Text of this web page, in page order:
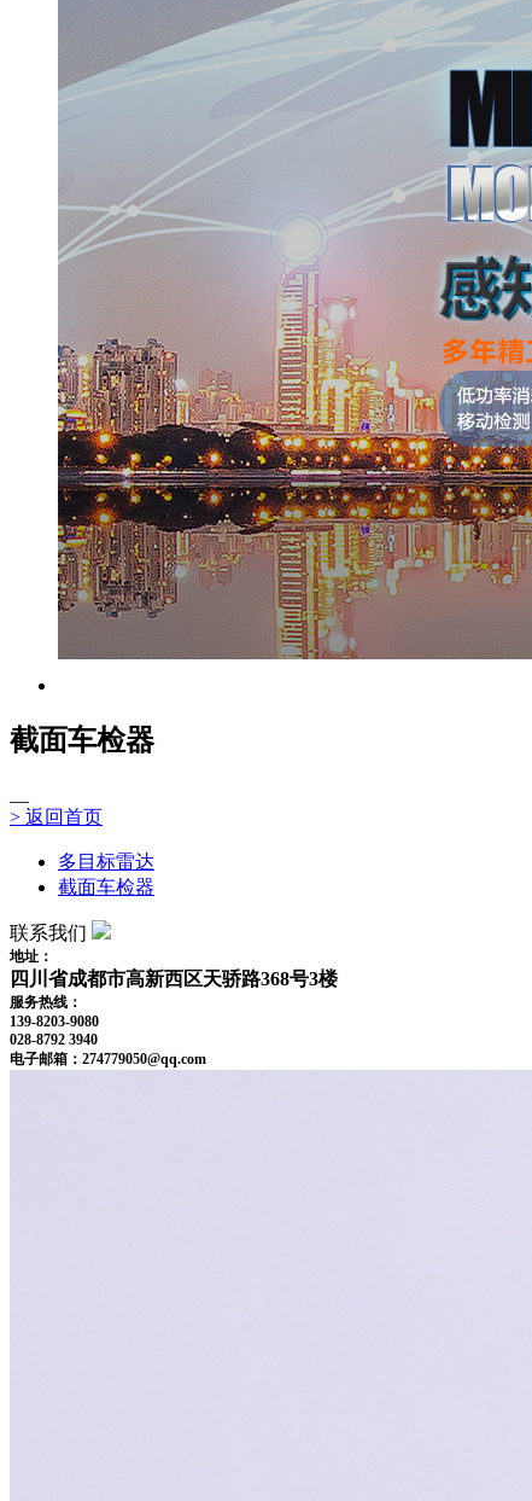
截面车检器
> 返回首页
多目标雷达
截面车检器
联系我们
地址：
四川省成都市高新西区天骄路368号3楼
服务热线：
139-8203-9080
028-8792 3940
电子邮箱：274779050@qq.com